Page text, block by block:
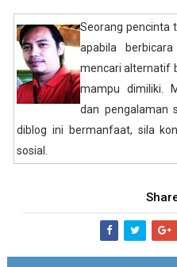
Seorang pencinta
apabila
mencari alternatif
mampu dimiliki.
dan pengalaman
diblog ini bermanfaat, sila
sosial.